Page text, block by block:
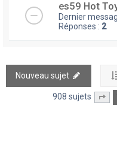
es59 Hot
Dernier
Réponses : 2
Nouveau sujet
908 sujets